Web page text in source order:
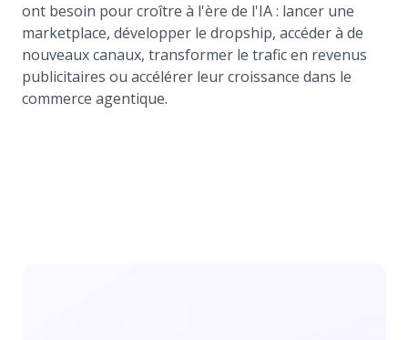
ont besoin pour croître à l'ère de l'IA : lancer une
marketplace, développer le dropship, accéder à de
nouveaux canaux, transformer le trafic en revenus
publicitaires ou accélérer leur croissance dans le
commerce agentique.